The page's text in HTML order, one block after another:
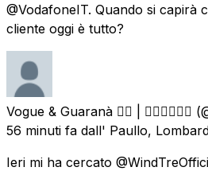
@VodafoneIT. Quando si capirà
cliente oggi è tutto?
Vogue & Guaranà 🏳️‍🌈 | ✊🏻✊🏽✊🏿
56 minuti fa dall' Paullo,
Ieri mi ha cercato